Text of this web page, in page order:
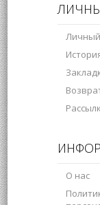
О нас